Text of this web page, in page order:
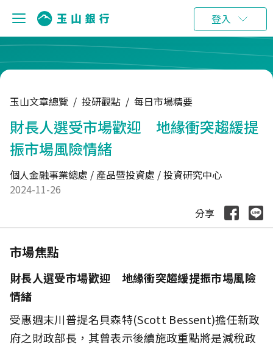
登入
玉山文章總覽 / 投研觀點 / 每日市場精要
財長人選受市場歡迎 地緣衝突趨緩提
振市場風險情緒
個人金融事業總處 / 產品暨投資處 / 投資研究中心
2024-11-26
分享
市場焦點
財長人選受市場歡迎 地緣衝突趨緩提振市場風險
情緒
受惠週末川普提名貝森特(Scott Bessent)擔任新政
府之財政部長，其曾表示後續施政重點將是減稅政